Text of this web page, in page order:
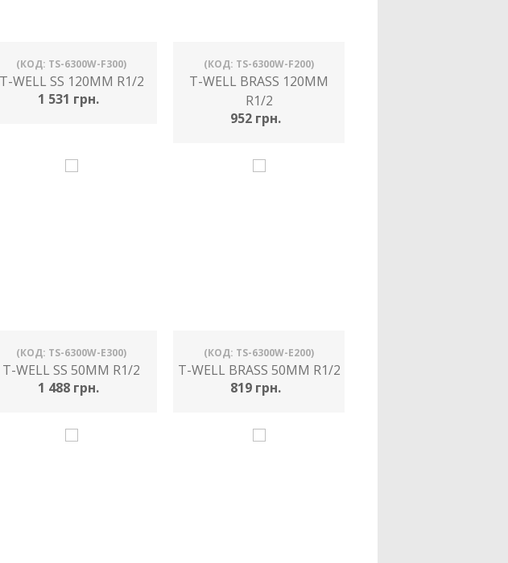
(КОД: TS-6300W-F300)
T-WELL SS 120MM R1/2
1 531 грн.
(КОД: TS-6300W-F200)
T-WELL BRASS 120MM
R1/2
952 грн.
(КОД: TS-6300W-E300)
T-WELL SS 50MM R1/2
1 488 грн.
(КОД: TS-6300W-E200)
T-WELL BRASS 50MM R1/2
819 грн.